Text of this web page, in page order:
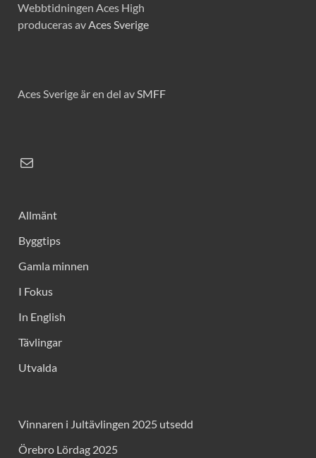
Webbtidningen Aces High
produceras avAces Sverige
Aces Sverige är en del avSMFF
Allmänt
Byggtips
Gamla minnen
I Fokus
In English
Tävlingar
Utvalda
Vinnaren i Jultävlingen 2025 utsedd
Örebro Lördag 2025